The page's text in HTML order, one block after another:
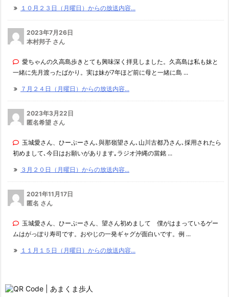
１０月２３日（月曜日）からの放送内容...
2023年7月26日
本村邦子 さん
愛ちゃんの久高島歩きとても興味深く拝見しました。久高島は私も妹と
一緒に先月渡ったばかり。実は妹が7年ほど前に母と一緒に島 ...
７月２４日（月曜日）からの放送内容...
2023年3月22日
匿名希望 さん
玉城愛さん、ひーぷーさん､與那嶺望さん､山川古都乃さん､採用されたら
初めまして､今日はお願いがあります｡ラジオ沖縄の當銘 ...
３月２０日（月曜日）からの放送内容...
2021年11月17日
匿名 さん
玉城愛さん、ひーぷーさん、望さん初めまして 僕がはまっているゲー
ムはがっぽり寿司です。おやじの一発ギャグが面白いです。例 ...
１１月１５日（月曜日）からの放送内容...